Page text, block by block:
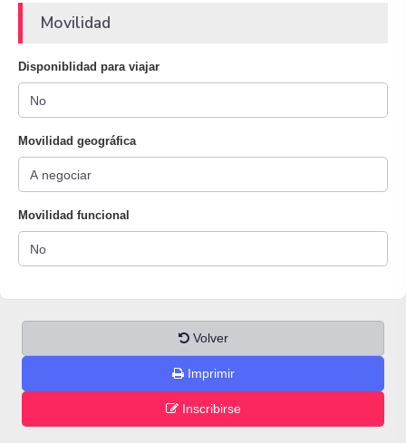
Movilidad
Disponiblidad para viajar
Movilidad geográfica
Movilidad funcional
Volver
Imprimir
Inscribirse